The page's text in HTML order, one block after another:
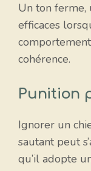
Un ton ferme,
efficaces
cohérence.
Punition
Ignorer un
sautant peut
qu’il adopte